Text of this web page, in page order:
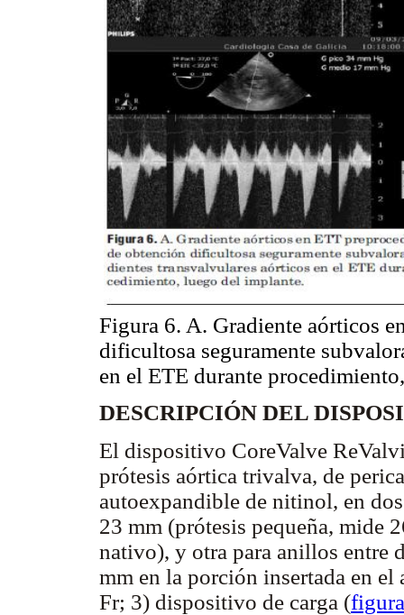
Figura 6. A. Gradiente aórticos
dificultosa seguramente
en el ETE durante
DESCRIPCIÓN DEL
El dispositivo CoreValve
prótesis aórtica trivalva, de
autoexpandible de nitinol, en
23 mm (prótesis pequeña, mide
nativo), y otra para anillos entre
mm en la porción insertada en
Fr; 3) dispositivo de carga (